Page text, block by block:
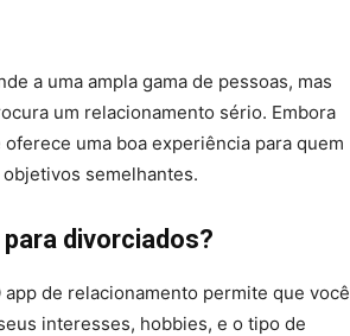
a uma ampla gama de pessoas, mas
um relacionamento sério. Embora
uma boa experiência para quem
semelhantes.
divorciados?
de relacionamento permite que você
interesses, hobbies, e o tipo de